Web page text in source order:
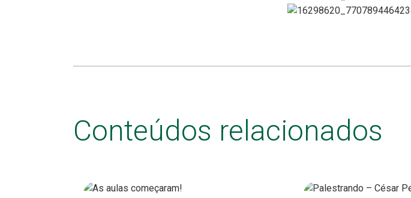
Conteúdos relacionados